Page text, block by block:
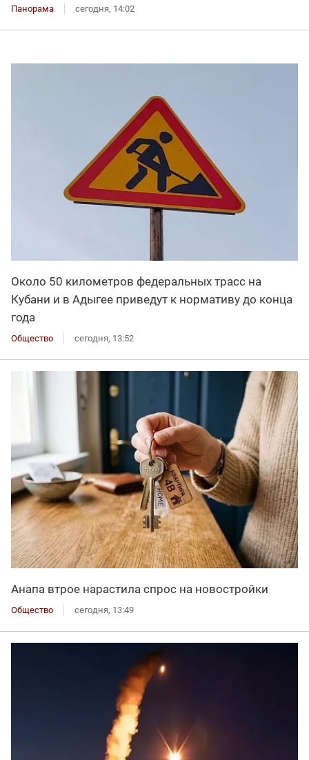
Панорама сегодня, 14:02
Около 50 километров федеральных трасс на
Кубани и в Адыгее приведут к нормативу до конца
года
Общество сегодня, 13:52
Анапа втрое нарастила спрос на новостройки
Общество сегодня, 13:49